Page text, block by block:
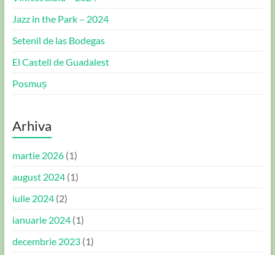
Jazz in the Park – 2024
Setenil de las Bodegas
El Castell de Guadalest
Posmuș
Arhiva
martie 2026(1)
august 2024(1)
iulie 2024(2)
ianuarie 2024(1)
decembrie 2023(1)